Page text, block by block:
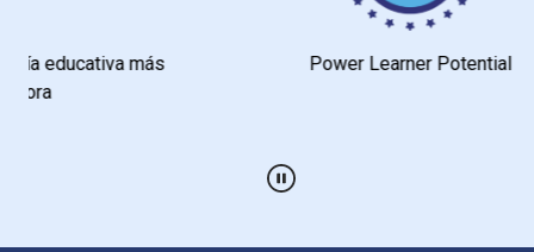
más Power Learner Potential
Reproducir / Pausar